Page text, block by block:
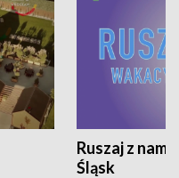
Ruszaj z
Śląsk